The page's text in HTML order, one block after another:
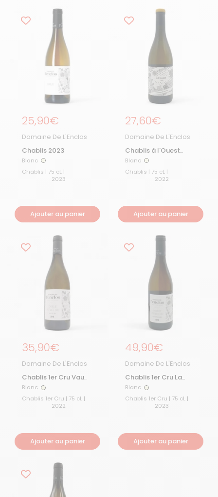
Prix régulier
25,90€
Domaine De L'Enclos
Chablis 2023
Blanc Blanc
Chablis | 75 cL |
2023
Ajouter au panier
Prix régulier
27,60€
Domaine De L'Enclos
Chablis à l'Ouest
2022
Blanc Blanc
Chablis | 75 cL |
2022
Ajouter au panier
Prix régulier
35,90€
Domaine De L'Enclos
Chablis 1er Cru Vau
de Vey 2022
Blanc Blanc
Chablis 1er Cru | 75 cL |
2022
Ajouter au panier
Prix régulier
49,90€
Domaine De L'Enclos
Chablis 1er Cru La
Fourchaume 2023
Blanc Blanc
Chablis 1er Cru | 75 cL |
2023
Ajouter au panier